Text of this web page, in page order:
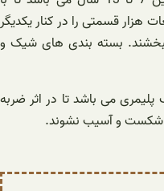
هزار قسمتی را در کنار یکدیگر
ببخشند. بسته بندی های شیک و
پلیمری می باشد تا در اثر ضربه
شکست و آسیب نشوند.